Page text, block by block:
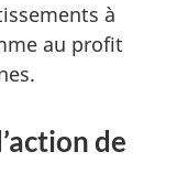
à
au profit
de